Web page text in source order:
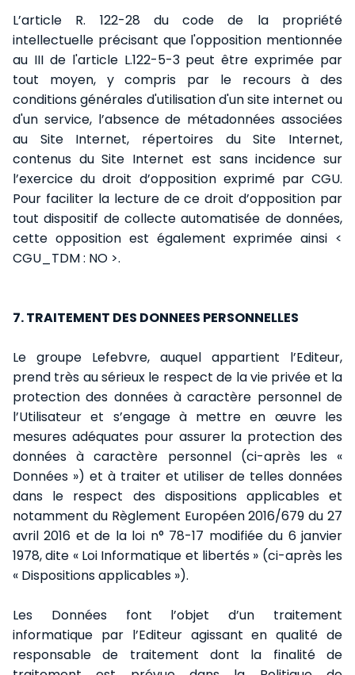
L’article R. 122-28 du code de la propriété
intellectuelle précisant que l'opposition mentionnée
au III de l'article L.122-5-3 peut être exprimée par
tout moyen, y compris par le recours à des
conditions générales d'utilisation d'un site internet ou
d'un service, l’absence de métadonnées associées
au Site Internet, répertoires du Site Internet,
contenus du Site Internet est sans incidence sur
l’exercice du droit d’opposition exprimé par CGU.
Pour faciliter la lecture de ce droit d’opposition par
tout dispositif de collecte automatisée de données,
cette opposition est également exprimée ainsi <
CGU_TDM : NO >.
7. TRAITEMENT DES DONNEES PERSONNELLES
Le groupe Lefebvre, auquel appartient l’Editeur,
prend très au sérieux le respect de la vie privée et la
protection des données à caractère personnel de
l’Utilisateur et s’engage à mettre en œuvre les
mesures adéquates pour assurer la protection des
données à caractère personnel (ci-après les «
Données ») et à traiter et utiliser de telles données
dans le respect des dispositions applicables et
notamment du Règlement Européen 2016/679 du 27
avril 2016 et de la loi n° 78-17 modifiée du 6 janvier
1978, dite « Loi Informatique et libertés » (ci-après les
« Dispositions applicables »).
Les Données font l’objet d’un traitement
informatique par l’Editeur agissant en qualité de
responsable de traitement dont la finalité de